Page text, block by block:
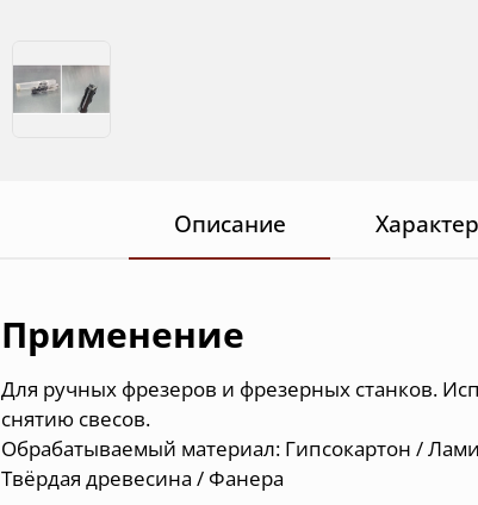
Описание
Применение
Для ручных фрезеров и фрезерных станков.
снятию свесов.
Обрабатываемый материал: Гипсокартон /
Твёрдая древесина / Фанера